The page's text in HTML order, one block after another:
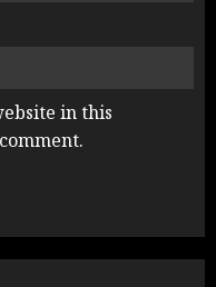
in this
पर Rahul Gandhi